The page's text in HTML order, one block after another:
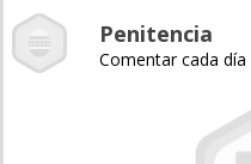
Penitencia
Comentar cada día